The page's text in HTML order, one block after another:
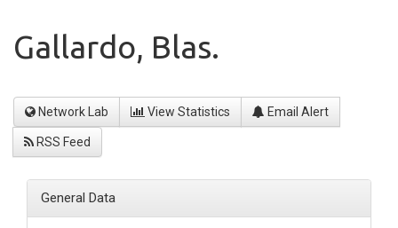
Gallardo, Blas.
Network Lab View Statistics Email Alert
RSS Feed
General Data